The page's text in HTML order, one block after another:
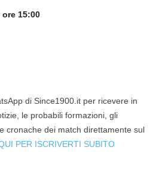
15:00
di Since1900.it per ricevere in
le probabili formazioni, gli
cronache dei match direttamente sul
PER ISCRIVERTI SUBITO